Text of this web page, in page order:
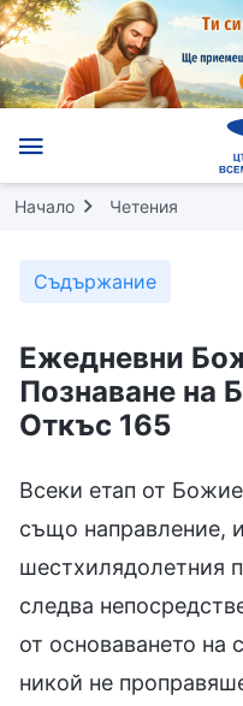
Начало Четения
Съдържание
Ежедневни
Познаване на
Откъс 165
Всеки етап от
също направление,
шестхилядолетния
следва
от основаването на
никой не